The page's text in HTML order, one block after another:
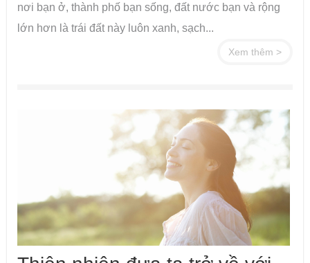
nơi bạn ở, thành phố bạn sống, đất nước bạn và rộng
lớn hơn là trái đất này luôn xanh, sạch...
Xem thêm >